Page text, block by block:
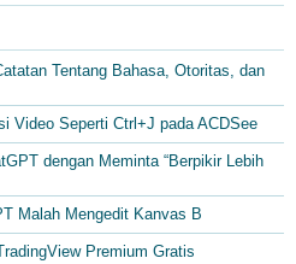
Tentang Bahasa, Otoritas, dan
Video Seperti Ctrl+J pada ACDSee
dengan Meminta “Berpikir Lebih
Malah Mengedit Kanvas B
Premium Gratis